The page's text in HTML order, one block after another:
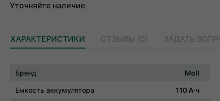
Уточняйте наличие
ХАРАКТЕРИСТИКИ ОТЗЫВЫ (0) ЗАДАТЬ
Бренд Moll
Емкость аккумулятора 110 А·ч